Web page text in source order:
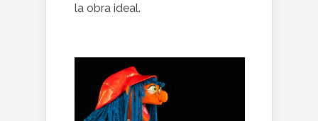
la obra ideal.